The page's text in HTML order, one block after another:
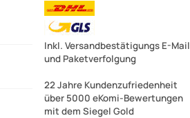
Inkl. Versandbestätigungs E-Mail
und Paketverfolgung
22 Jahre Kundenzufriedenheit
über 5000 eKomi-Bewertungen
mit dem Siegel Gold